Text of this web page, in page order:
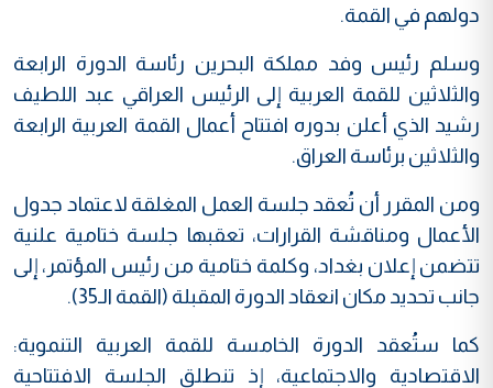
دولهم في القمة.
وسلم رئيس وفد مملكة البحرين رئاسة الدورة الرابعة
والثلاثين للقمة العربية إلى الرئيس العراقي عبد اللطيف
رشيد الذي أعلن بدوره افتتاح أعمال القمة العربية الرابعة
والثلاثين برئاسة العراق.
ومن المقرر أن تُعقد جلسة العمل المغلقة لاعتماد جدول
الأعمال ومناقشة القرارات، تعقبها جلسة ختامية علنية
تتضمن إعلان بغداد، وكلمة ختامية من رئيس المؤتمر، إلى
جانب تحديد مكان انعقاد الدورة المقبلة (القمة الـ35).
كما ستُعقد الدورة الخامسة للقمة العربية التنموية:
الاقتصادية والاجتماعية، إذ تنطلق الجلسة الافتتاحية